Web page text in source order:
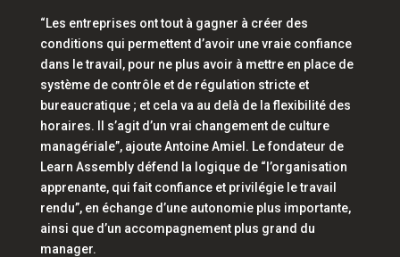
“Les entreprises ont tout à gagner à créer des
conditions qui permettent d’avoir une vraie confiance
dans le travail, pour ne plus avoir à mettre en place de
système de contrôle et de régulation stricte et
bureaucratique ; et cela va au delà de la flexibilité des
horaires. Il s’agit d’un vrai changement de culture
managériale”, ajoute Antoine Amiel. Le fondateur de
Learn Assembly défend la logique de “l’organisation
apprenante, qui fait confiance et privilégie le travail
rendu”,en échange d’une autonomie plus importante,
ainsi que d’un accompagnement plus grand du
manager.